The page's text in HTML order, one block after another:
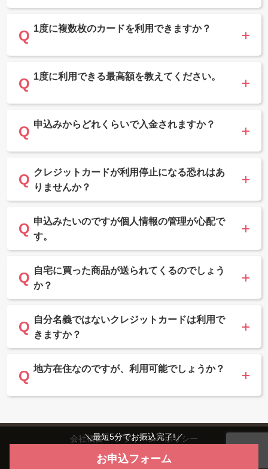
1度に複数枚のカードを利用できますか？
1度に利用できる最高額を教えてください。
申込みからどれくらいで入金されますか？
クレジットカードが利用停止になる恐れはあ
りませんか？
申込みたいのですが個人情報の管理が心配で
す。
自宅に買った商品が送られてくるのでしょう
か？
自分名義ではないクレジットカードは利用で
きますか？
地方在住なのですが、利用可能でしょうか？
会社概要 プライバシーポリシー
Copyright©2024 ユーウォレット All Rights Reserved.
＼最短5分でお振込完了!／
お申込フォーム